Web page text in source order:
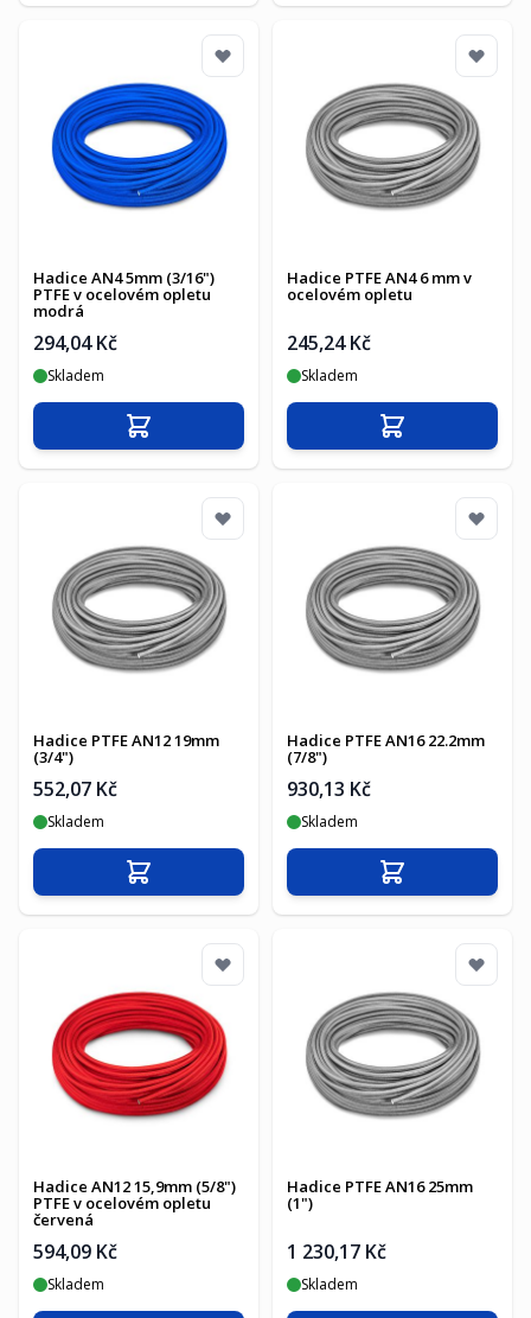
Hadice AN4 5mm (3/16")
PTFE v ocelovém opletu
modrá
294,04 Kč
Skladem
Přidat do košíku
Hadice PTFE AN4 6 mm v
ocelovém opletu
245,24 Kč
Skladem
Přidat do košíku
Hadice PTFE AN12 19mm
(3/4")
552,07 Kč
Skladem
Přidat do košíku
Hadice PTFE AN16 22.2mm
(7/8")
930,13 Kč
Skladem
Přidat do košíku
Hadice AN12 15,9mm (5/8")
PTFE v ocelovém opletu
červená
594,09 Kč
Skladem
Hadice PTFE AN16 25mm
(1")
1 230,17 Kč
Skladem